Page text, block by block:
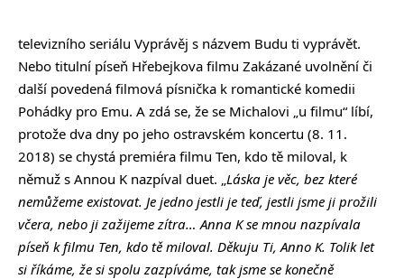
televizního seriálu Vyprávěj s názvem Budu ti vyprávět.
Nebo titulní píseň Hřebejkova filmu Zakázané uvolnění či
další povedená filmová písnička k romantické komedii
Pohádky pro Emu. A zdá se, že se Michalovi „u filmu“ líbí,
protože dva dny po jeho ostravském koncertu (8. 11.
2018) se chystá premiéra filmu Ten, kdo tě miloval, k
němuž s Annou K nazpíval duet. „ Láska je věc, bez které
nemůžeme existovat. Je jedno jestli je teď, jestli jsme ji prožili
včera, nebo ji zažijeme zítra… Anna K se mnou nazpívala
píseň k filmu Ten, kdo tě miloval. Děkuju Ti, Anno K. Tolik let
si říkáme, že si spolu zazpíváme, tak jsme se konečně